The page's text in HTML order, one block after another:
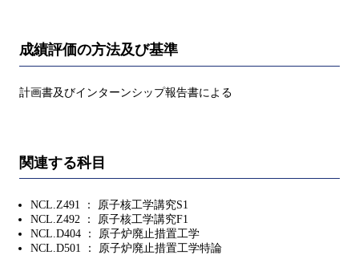
成績評価の方法及び基準
計画書及びインターンシップ報告書による
関連する科目
NCL.Z491 ： 原子核工学講究S1
NCL.Z492 ： 原子核工学講究F1
NCL.D404 ： 原子炉廃止措置工学
NCL.D501 ： 原子炉廃止措置工学特論